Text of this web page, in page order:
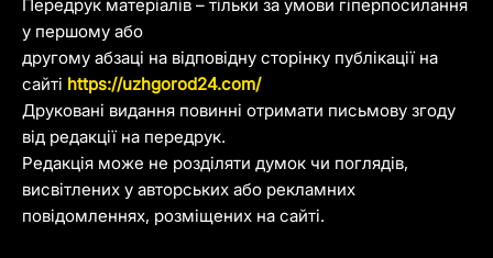
Передрук матеріалів – тільки за умови гіперпосилання
у першому або
другому абзаці на відповідну сторінку публікації на
сайті https://uzhgorod24.com/
Друковані видання повинні отримати письмову згоду
від редакції на передрук.
Редакція може не розділяти думок чи поглядів,
висвітлених у авторських або рекламних
повідомленнях, розміщених на сайті.